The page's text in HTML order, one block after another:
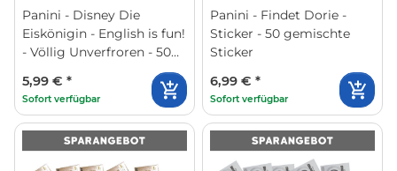
Panini - Disney Die
Eiskönigin - English is fun!
- Völlig Unverfroren - 50
5,99 € *
Sofort verfügbar
Panini - Findet Dorie -
Sticker - 50 gemischte
Sticker
6,99 € *
Sofort verfügbar